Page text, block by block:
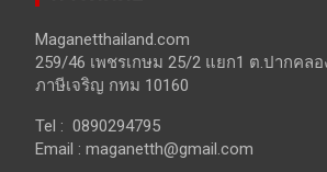
Maganetthailand.com
259/46 เพชรเกษม 25/2 แยก1 ต.ปากคลอ
ภาษีเจริญ กทม 10160
Tel : 0890294795
Email : maganetth@gmail.com